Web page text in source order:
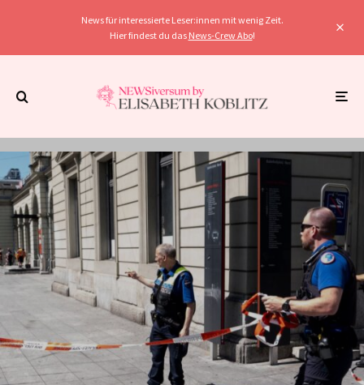
News für interessierte Leser:innen mit wenig Zeit.
Hier findest du das News-Crew Abo!